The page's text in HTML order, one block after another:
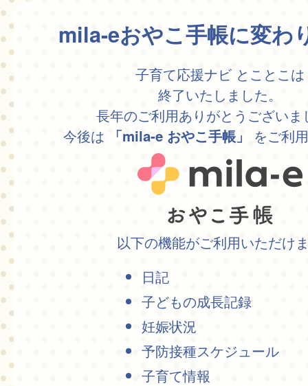
mila-eおやこ手帳に変わ
子育て応援ナビ とことこは
終了いたしました。
長年のご利用ありがとうございま
今後は
「mila-e おやこ手帳」 をご利
以下の機能がご利用いただけ
日記
子どもの成長記録
妊娠状況
予防接種スケジュール
子育て情報